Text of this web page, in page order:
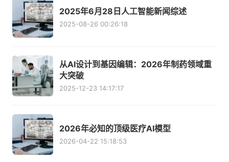
2025年6月28日人工智能新闻综述
2025-08-26 00:26:18
从AI设计到基因编辑：2026年制药领域重
大突破
2025-12-23 14:17:17
2026年必知的顶级医疗AI模型
2026-04-22 15:18:53